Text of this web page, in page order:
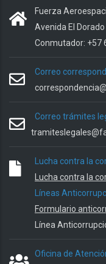
Fuerza
Avenida El
Conmutador: +57
Correo
Correo trámites
Lucha contra la
Lucha contra la
Líneas
Formulario
Línea
Oficina de